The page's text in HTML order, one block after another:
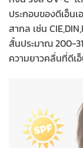
ประกอบของดีเอ็นเ
สากล เช่น
สั้นประมาณ 200-
ความยาวคลื่นที่ดีเ